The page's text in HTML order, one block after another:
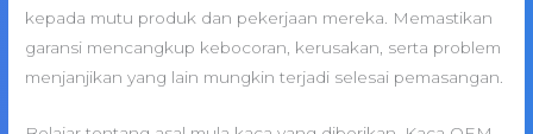
kepada mutu produk dan pekerjaan mereka. Memastikan
garansi mencangkup kebocoran, kerusakan, serta problem
menjanjikan yang lain mungkin terjadi selesai pemasangan.